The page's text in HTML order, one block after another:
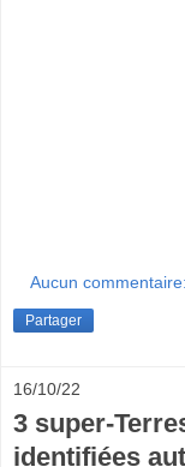
Aucun commentaire:
Partager
16/10/22
3 super-
identifiées